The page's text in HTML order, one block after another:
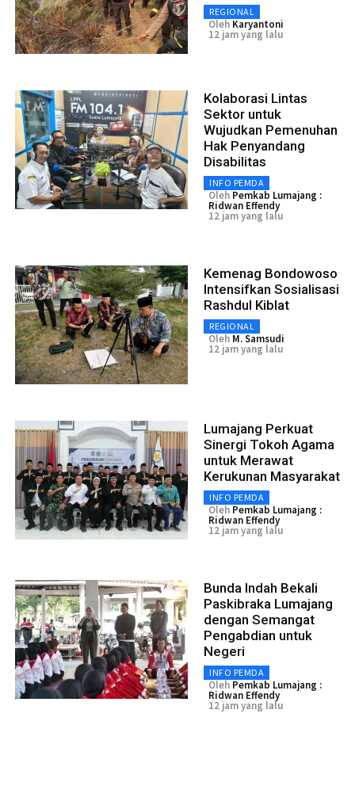
REGIONAL
Oleh Karyantoni
12 jam yang lalu
Kolaborasi Lintas
Sektor untuk
Wujudkan Pemenuhan
Hak Penyandang
Disabilitas
INFO PEMDA
Oleh Pemkab Lumajang :
Ridwan Effendy
12 jam yang lalu
Kemenag Bondowoso
Intensifkan Sosialisasi
Rashdul Kiblat
REGIONAL
Oleh M. Samsudi
12 jam yang lalu
Lumajang Perkuat
Sinergi Tokoh Agama
untuk Merawat
Kerukunan Masyarakat
INFO PEMDA
Oleh Pemkab Lumajang :
Ridwan Effendy
12 jam yang lalu
Bunda Indah Bekali
Paskibraka Lumajang
dengan Semangat
Pengabdian untuk
Negeri
INFO PEMDA
Oleh Pemkab Lumajang :
Ridwan Effendy
12 jam yang lalu